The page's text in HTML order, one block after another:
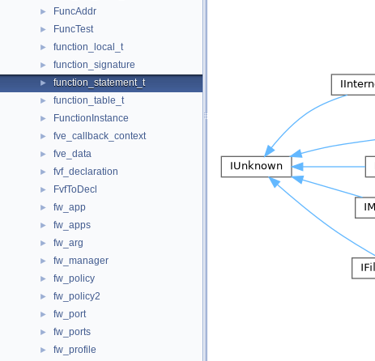
► FuncAddr
► FuncTest
► function_local_t
► function_signature
► function_statement_t
► function_table_t
► FunctionInstance
► fve_callback_context
► fve_data
► fvf_declaration
► FvfToDecl
► fw_app
► fw_apps
► fw_arg
► fw_manager
► fw_policy
► fw_policy2
► fw_port
► fw_ports
► fw_profile